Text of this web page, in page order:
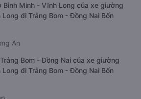
Bình Minh - Vĩnh Long của xe giường
đi Trảng Bom - Đồng Nai Bốn
An
Bom - Đồng Nai của xe giường
đi Trảng Bom - Đồng Nai Bốn